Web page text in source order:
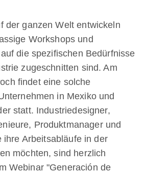
der ganzen Welt entwickeln
Workshops und
die spezifischen Bedürfnisse
zugeschnitten sind. Am
findet eine solche
in Mexiko und
statt. Industriedesigner,
Produktmanager und
ihre Arbeitsabläufe in der
möchten, sind herzlich
Webinar "Generación de